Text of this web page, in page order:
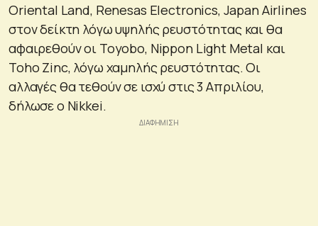
Oriental Land, Renesas Electronics, Japan Airlines
στον δείκτη λόγω υψηλής ρευστότητας και θα
αφαιρεθούν οι Toyobo, Nippon Light Metal και
Toho Zinc, λόγω χαμηλής ρευστότητας. Οι
αλλαγές θα τεθούν σε ισχύ στις 3 Απριλίου,
δήλωσε ο Nikkei.